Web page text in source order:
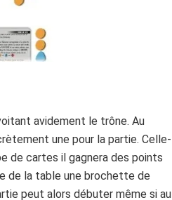
avidement le trône. Au
une pour la partie. Celle-
de cartes il gagnera des points
de la table une brochette de
peut alors débuter même si au